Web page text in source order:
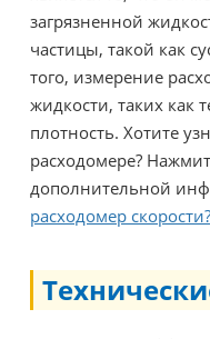
загрязненной
частицы, такой как
того, измерение
жидкости, таких как
плотность. Хотите
расходомере?
дополнительной
расходомер